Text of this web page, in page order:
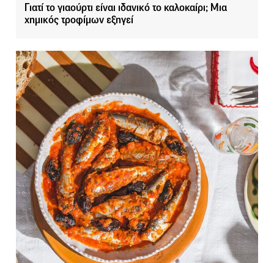
Γιατί το γιαούρτι είναι ιδανικό το καλοκαίρι; Μια
χημικός τροφίμων εξηγεί